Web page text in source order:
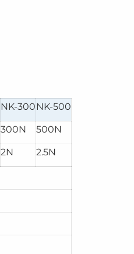
NK-300NK-500
300N 500N
2N 2.5N